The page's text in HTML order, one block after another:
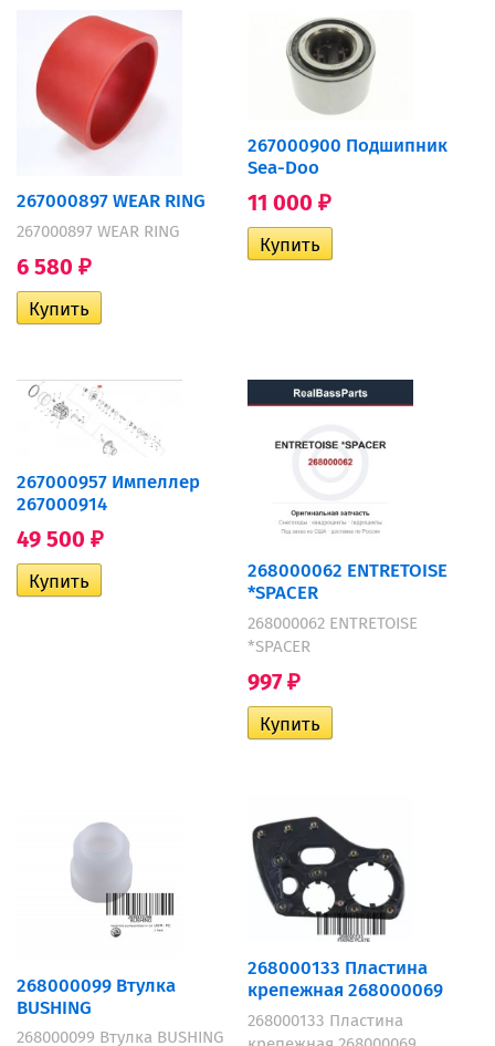
267000897 WEAR RING
267000897 WEAR RING
6 580 ₽
267000900 Подшипник
Sea-Doo
11 000 ₽
267000957 Импеллер
267000914
49 500 ₽
268000062 ENTRETOISE
*SPACER
268000062 ENTRETOISE
*SPACER
997 ₽
268000099 Втулка
BUSHING
268000099 Втулка BUSHING
268000133 Пластина
крепежная 268000069
268000133 Пластина